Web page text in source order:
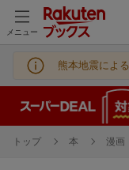
メニュー
熊本地震によ
トップ 本 漫画